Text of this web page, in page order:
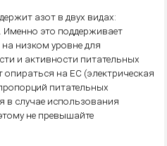
азот в двух видах:
это поддерживает
низком уровне для
и активности питательных
опираться на ЕС (электрическая
питательных
в случае использования
не превышайте